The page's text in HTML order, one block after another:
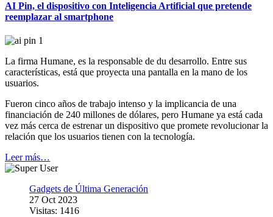
AI Pin, el dispositivo con Inteligencia Artificial que pretende
reemplazar al smartphone
La firma Humane, es la responsable de du desarrollo. Entre sus
características, está que proyecta una pantalla en la mano de los
usuarios.
Fueron cinco años de trabajo intenso y la implicancia de una
financiación de 240 millones de dólares, pero Humane ya está cada
vez más cerca de estrenar un dispositivo que promete revolucionar la
relación que los usuarios tienen con la tecnología.
Leer más…
Gadgets de Última Generación
27 Oct 2023
Visitas: 1416